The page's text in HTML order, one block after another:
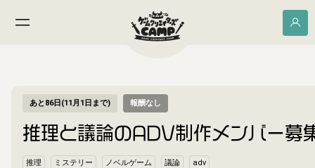
あと86日(11月1日まで) 報酬なし
推理と議論のADV制作メンバー募
推理 ミステリー ノベルゲーム 議論 adv